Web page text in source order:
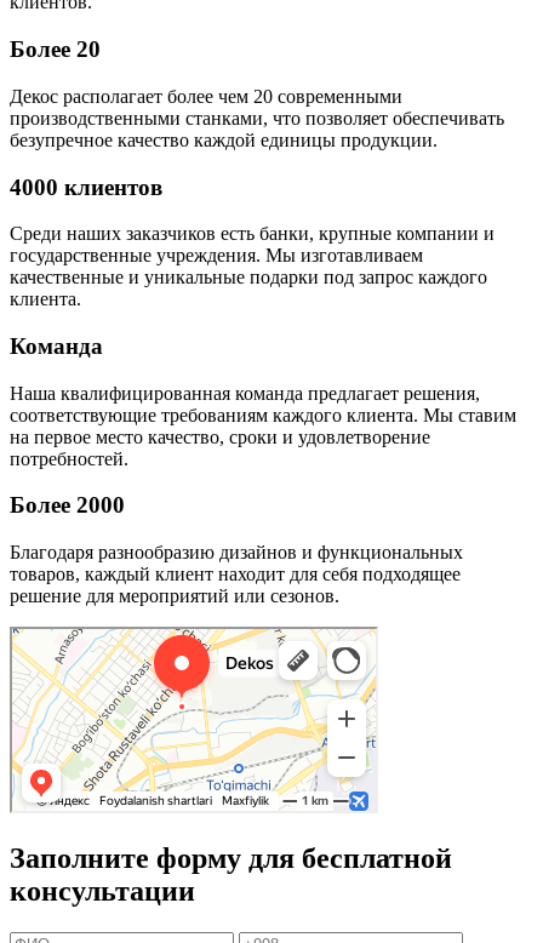
Более 20
Декос располагает более чем 20 современными
производственными станками, что позволяет обеспечивать
безупречное качество каждой единицы продукции.
4000 клиентов
Среди наших заказчиков есть банки, крупные компании и
государственные учреждения. Мы изготавливаем
качественные и уникальные подарки под запрос каждого
клиента.
Команда
Наша квалифицированная команда предлагает решения,
соответствующие требованиям каждого клиента. Мы ставим
на первое место качество, сроки и удовлетворение
потребностей.
Более 2000
Благодаря разнообразию дизайнов и функциональных
товаров, каждый клиент находит для себя подходящее
решение для мероприятий или сезонов.
Заполните форму для бесплатной
консультации